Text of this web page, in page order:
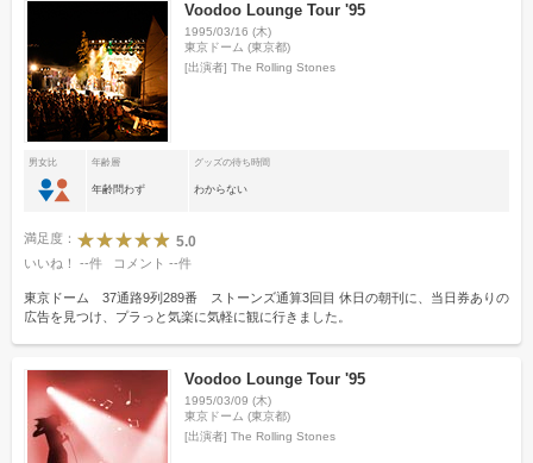
Voodoo Lounge Tour '95
1995/03/16 (木)
東京ドーム (東京都)
[出演者]The Rolling Stones
男女比 年齢層 グッズの待ち時間
年齢問わず わからない
満足度： 5.0
いいね！ --件 コメント --件
東京ドーム 37通路9列289番 ストーンズ通算3回目 休日の朝刊に、当日券ありの
広告を見つけ、プラっと気楽に気軽に観に行きました。
Voodoo Lounge Tour '95
1995/03/09 (木)
東京ドーム (東京都)
[出演者]The Rolling Stones